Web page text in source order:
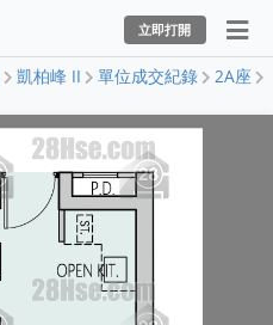
立即打開
凱柏峰 II 單位成交紀錄
2A座